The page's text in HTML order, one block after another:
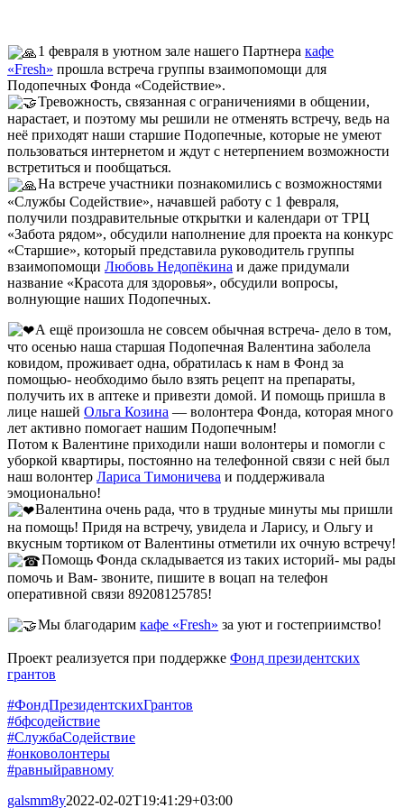
1 февраля в уютном зале нашего Партнеракафе
«Fresh» прошла встреча группы взаимопомощи для
Подопечных Фонда «Содействие».
Тревожность, связанная с ограничениями в общении,
нарастает, и поэтому мы решили не отменять встречу, ведь на
неё приходят наши старшие Подопечные, которые не умеют
пользоваться интернетом и ждут с нетерпением возможности
встретиться и пообщаться.
На встрече участники познакомились с возможностями
«Службы Содействие», начавшей работу с 1 февраля,
получили поздравительные открытки и календари от ТРЦ
«Забота рядом», обсудили наполнение для проекта на конкурс
«Старшие», который представила руководитель группы
взаимопомощи Любовь Недопёкина и даже придумали
название «Красота для здоровья», обсудили вопросы,
волнующие наших Подопечных.
А ещё произошла не совсем обычная встреча- дело в том,
что осенью наша старшая Подопечная Валентина заболела
ковидом, проживает одна, обратилась к нам в Фонд за
помощью- необходимо было взять рецепт на препараты,
получить их в аптеке и привезти домой. И помощь пришла в
лице нашей Ольга Козина — волонтера Фонда, которая много
лет активно помогает нашим Подопечным!
Потом к Валентине приходили наши волонтеры и помогли с
уборкой квартиры, постоянно на телефонной связи с ней был
наш волонтер Лариса Тимоничева и поддерживала
эмоционально!
Валентина очень рада, что в трудные минуты мы пришли
на помощь! Придя на встречу, увидела и Ларису, и Ольгу и
вкусным тортиком от Валентины отметили их очную встречу!
Помощь Фонда складывается из таких историй- мы рады
помочь и Вам- звоните, пишите в воцап на телефон
оперативной связи 89208125785!
Мы благодаримкафе «Fresh» за уют и гостеприимство!
Проект реализуется при поддержке Фонд президентских
грантов
#ФондПрезидентскихГрантов
#бфсодействие
#СлужбаСодействие
#онковолонтеры
#равныйравному
galsmm8y2022-02-02T19:41:29+03:00